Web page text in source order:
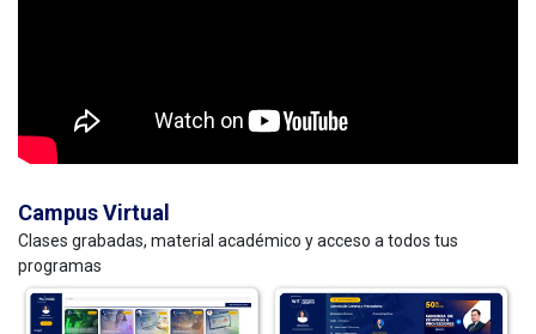
Campus Virtual
Clases grabadas, material académico y acceso a todos tus
programas